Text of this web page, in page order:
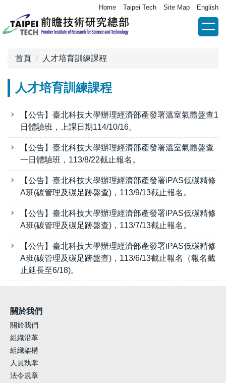
到
主
區
Home Taipei Tech Site Map English
首頁 人才培育訓練課程
人才培育訓練課程
【公告】臺北科技大學辦理經濟部產發署溫室氣體盤查1
日體驗班，上課日期114/10/16。
【公告】臺北科技大學辦理經濟部產發署溫室氣體盤查
一日體驗班，113/8/22截止報名。
【公告】臺北科技大學辦理經濟部產發署iPAS低碳精修
A班(碳管理及碳足跡盤查)，113/9/13截止報名。
【公告】臺北科技大學辦理經濟部產發署iPAS低碳精修
A班(碳管理及碳足跡盤查)，113/7/13截止報名。
【公告】臺北科技大學辦理經濟部產發署iPAS低碳精修
A班(碳管理及碳足跡盤查)，113/6/13截止報名（報名截
止延長至6/18)。
關於我們
關於我們
組織沿革
組織架構
人員執掌
法令規章